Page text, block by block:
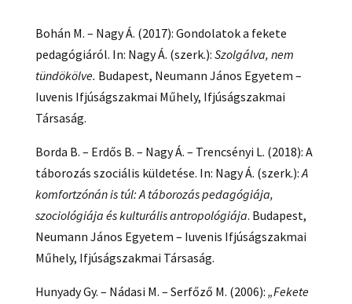
Bohán M. – Nagy Á. (2017): Gondolatok a fekete
pedagógiáról. In: Nagy Á. (szerk.): Szolgálva, nem
tündökölve. Budapest, Neumann János Egyetem –
Iuvenis Ifjúságszakmai Műhely, Ifjúságszakmai
Társaság.
Borda B. – Erdős B. – Nagy Á. – Trencsényi L. (2018): A
táborozás szociális küldetése. In: Nagy Á. (szerk.):A
komfortzónán is túl: A táborozás pedagógiája,
szociológiája és kulturális antropológiája. Budapest,
Neumann János Egyetem – Iuvenis Ifjúságszakmai
Műhely, Ifjúságszakmai Társaság.
Hunyady Gy. – Nádasi M. – Serfőző M. (2006): „Fekete